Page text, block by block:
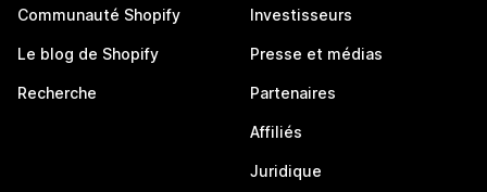
Communauté Shopify
Le blog de Shopify
Recherche
Investisseurs
Presse et médias
Partenaires
Affiliés
Juridique